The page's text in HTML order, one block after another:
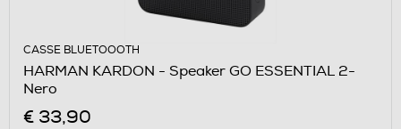
CASSE BLUETOOOTH
HARMAN KARDON - Speaker GO ESSENTIAL 2-
Nero
€ 33,90